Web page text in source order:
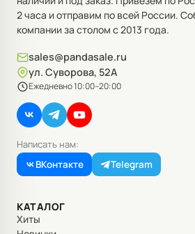
2 часа и отправим по всей России.
компании за столом с 2013 года.
sales@pandasale.ru
ул. Суворова, 52А
Ежедневно 10:00–20:00
Написать нам:
ВКонтакте
Telegram
КАТАЛОГ
Хиты